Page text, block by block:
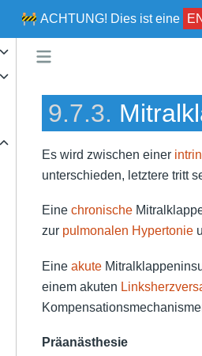
🚧 ACHTUNG! Dies ist eine
9.7.3.
Es wird zwischen einer
unterschieden, letztere tritt
Eine chronische
zur pulmonalen Hypertonie
Eine akute
einem akuten
Präanästhesie